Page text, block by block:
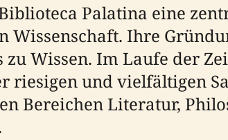
Palatina eine
Wissenschaft. Ihre
zu Wissen. Im Laufe der
riesigen und vielfältigen
Bereichen Literatur,